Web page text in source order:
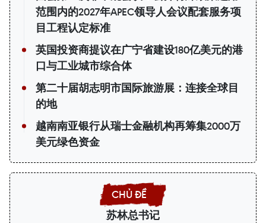
范围内的2027年APEC领导人会议配套服务项
目工程认定标准
英国投资商提议在广宁省建设180亿美元的港
口与工业城市综合体
第二十届胡志明市国际旅游展：连接全球目
的地
越南南亚银行从瑞士金融机构再筹集2000万
美元绿色资金
苏林总书记